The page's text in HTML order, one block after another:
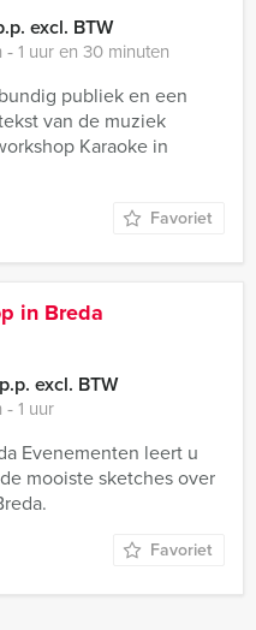
excl. BTW
1 uur en 30 minuten
publiek en een
van de muziek
Karaoke in
Favoriet
in Breda
p.p. excl. BTW
1 uur
Evenementen leert u
mooiste sketches over
Favoriet